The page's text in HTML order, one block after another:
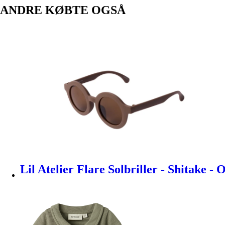
ANDRE KØBTE OGSÅ
Lil Atelier Flare Solbriller - Shitake -